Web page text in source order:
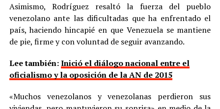
Asimismo, Rodríguez resaltó la fuerza del pueblo
venezolano ante las dificultadas que ha enfrentado el
país, haciendo hincapié en que Venezuela se mantiene
de pie, firme y con voluntad de seguir avanzando.
Lee también:Inició el diálogo nacional entre el
oficialismo y la oposición de la AN de 2015
«Muchos venezolanos y venezolanas perdieron sus